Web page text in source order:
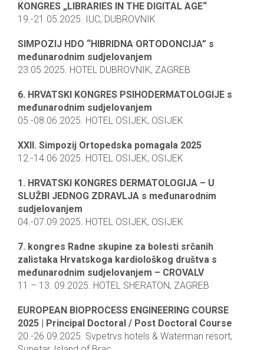
KONGRES „LIBRARIES IN THE DIGITAL AGE“
19.-21.05.2025. IUC, DUBROVNIK
SIMPOZIJ HDO “HIBRIDNA ORTODONCIJA” s
međunarodnim sudjelovanjem
23.05.2025. HOTEL DUBROVNIK, ZAGREB
6. HRVATSKI KONGRES PSIHODERMATOLOGIJE s
međunarodnim sudjelovanjem
05.-08.06.2025. HOTEL OSIJEK, OSIJEK
XXII. Simpozij Ortopedska pomagala 2025
12.-14.06.2025. HOTEL OSIJEK, OSIJEK
1. HRVATSKI KONGRES DERMATOLOGIJA – U
SLUŽBI JEDNOG ZDRAVLJA s međunarodnim
sudjelovanjem
04.-07.09.2025. HOTEL OSIJEK, OSIJEK
7. kongres Radne skupine za bolesti srčanih
zalistaka Hrvatskoga kardiološkog društva s
međunarodnim sudjelovanjem – CROVALV
11 – 13. 09.2025. HOTEL SHERATON, ZAGREB
EUROPEAN BIOPROCESS ENGINEERING COURSE
2025 | Principal Doctoral / Post Doctoral Course
20.-26.09.2025. Svpetrvs hotels & Waterman resort,